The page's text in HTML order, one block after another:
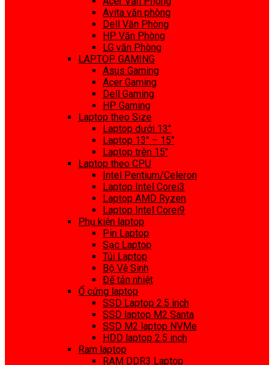
Avita văn phòng
Dell Văn Phòng
HP Văn Phòng
LG văn Phòng
LAPTOP GAMING
Asus Gaming
Acer Gaming
Dell Gaming
HP Gaming
Laptop theo Size
Laptop dưới 13″
Laptop 13″ – 15″
Laptop trên 15″
Laptop theo CPU
Intel Pentium/Celeron
Laptop Intel Corei3
Laptop AMD Ryzen
Laptop Intel Corei9
Phụ kiện laptop
Pin Laptop
Sạc Laptop
Túi Laptop
Bộ Vệ Sinh
Đế tản nhiệt
Ổ cứng laptop
SSD Laptop 2.5 inch
SSD laptop M2 Santa
SSD M2 laptop NVMe
HDD laptop 2.5 inch
Ram laptop
RAM DDR3 Laptop